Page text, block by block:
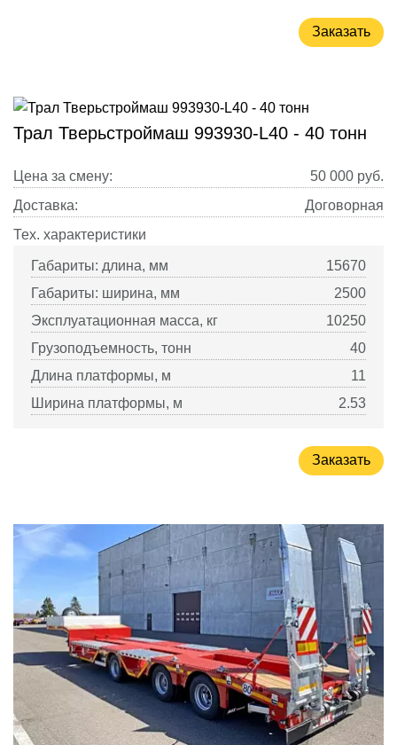
Заказать
Трал Тверьстроймаш 993930-L40 - 40 тонн
Цена за смену: 50 000 руб.
Доставка:
Договорная
Тех. характеристики
Габариты: длина, мм
15670
Габариты: ширина, мм
2500
Эксплуатационная масса, кг
10250
Грузоподъемность, тонн
40
Длина платформы, м
11
Ширина платформы, м
2.53
Заказать